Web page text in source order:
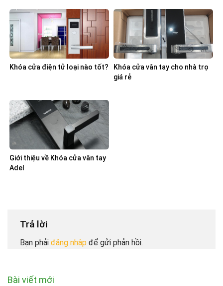
Khóa cửa điện tử loại nào tốt?
Khóa cửa vân tay cho nhà trọ
giá rẻ
Giới thiệu về Khóa cửa vân tay
Adel
Trả lời
Bạn phải đăng nhập để gửi phản hồi.
Bài viết mới